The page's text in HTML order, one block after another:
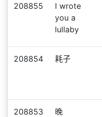
208855
I wrote
you a
lullaby
208854 耗子
208853 晚